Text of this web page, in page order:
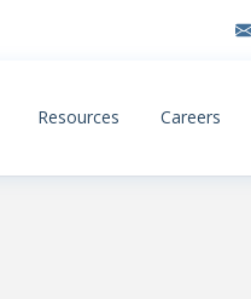
Resources Careers